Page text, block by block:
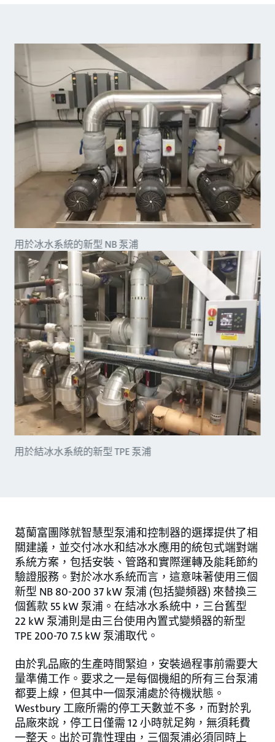
用於冰水系統的新型 NB 泵浦
用於結冰水系統的新型 TPE 泵浦
葛蘭富團隊就智慧型泵浦和控制器的選擇提供了相
關建議，並交付冰水和結冰水應用的統包式端對端
系統方案，包括安裝、管路和實際運轉及能耗節約
驗證服務。對於冰水系統而言，這意味著使用三個
新型 NB 80-200 37 kW 泵浦 (包括變頻器) 來替換三
個舊款 55 kW 泵浦。在結冰水系統中，三台舊型
22 kW 泵浦則是由三台使用內置式變頻器的新型
TPE 200-70 7.5 kW 泵浦取代。
由於乳品廠的生產時間緊迫，安裝過程事前需要大
量準備工作。要求之一是每個機組的所有三台泵浦
都要上線，但其中一個泵浦處於待機狀態。
Westbury 工廠所需的停工天數並不多，而對於乳
品廠來說，停工日僅需 12 小時就足夠，無須耗費
一整天。出於可靠性理由，三個泵浦必須同時上